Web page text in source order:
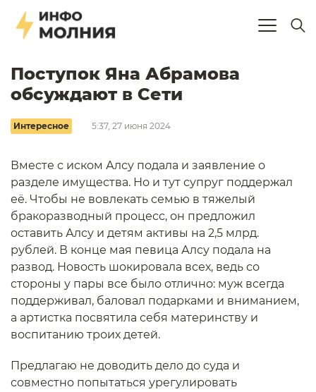
Поступок Яна Абрамова
обсуждают в Сети
Интересное 5:37, 27 июня 2024
Вместе с иском Алсу подала и заявление о
разделе имущества. Но и тут супруг поддержал
её. Чтобы не вовлекать семью в тяжелый
бракоразводный процесс, он предложил
оставить Алсу и детям активы на 2,5 млрд.
рублей. В конце мая певица Алсу подала на
развод. Новость шокировала всех, ведь со
стороны у пары все было отлично: муж всегда
поддерживал, баловал подарками и вниманием,
а артистка посвятила себя материнству и
воспитанию троих детей.
Предлагаю не доводить дело до суда и
совместно попытаться урегулировать